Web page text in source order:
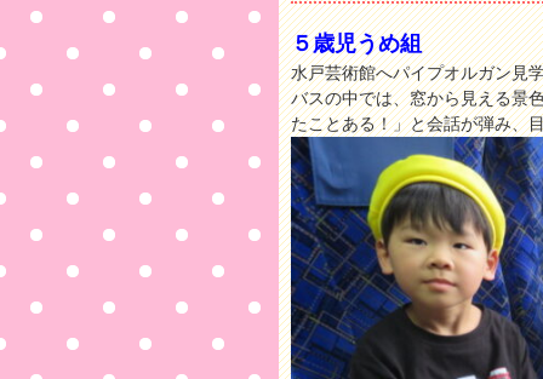
５歳児うめ組
水戸芸術館へパイプオルガン見
バスの中では、窓から見える景
たことある！」と会話が弾み、